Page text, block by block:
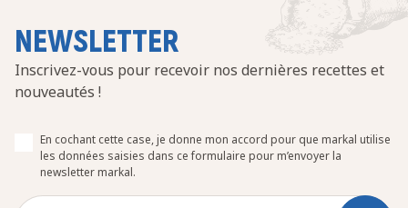
NEWSLETTER
Inscrivez-vous pour recevoir nos dernières recettes et
nouveautés !
En cochant cette case, je donne mon accord pour que markal utilise
les données saisies dans ce formulaire pour m’envoyer la
newsletter markal.